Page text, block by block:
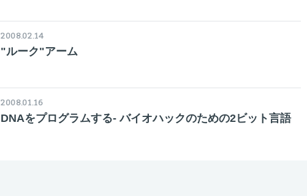
2008.02.14
"ルーク"アーム
2008.01.16
DNAをプログラムする- バイオハックのための2ビット言語